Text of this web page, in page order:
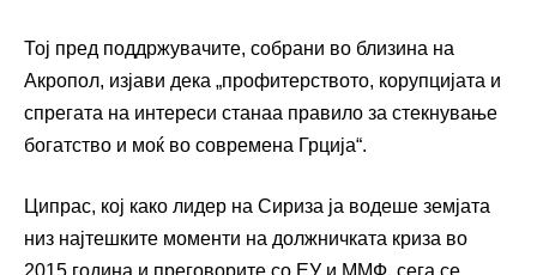
Тој пред поддржувачите, собрани во близина на
Акропол, изјави дека „профитерството, корупцијата и
спрегата на интереси станаа правило за стекнување
богатство и моќ во современа Грција“.
Ципрас, кој како лидер на Сириза ја водеше земјата
низ најтешките моменти на должничката криза во